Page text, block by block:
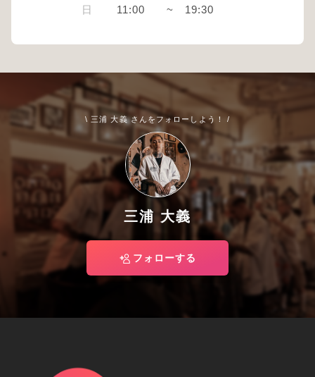
日 11:00 ~ 19:30
\ 三浦 大義 さんをフォローしよう！ /
三浦 大義
フォローする